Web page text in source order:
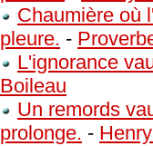
Chaumière où
pleure. -
L'ignorance
Boileau
Un remords
prolonge. -